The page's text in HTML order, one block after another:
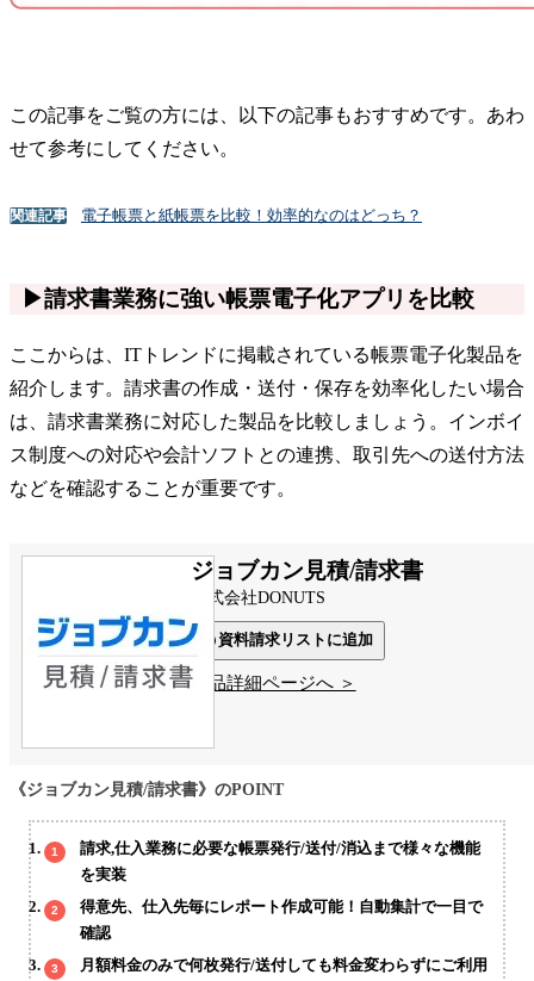
この記事をご覧の方には、以下の記事もおすすめです。あわ
せて参考にしてください。
関連記事 電子帳票と紙帳票を比較！効率的なのはどっち？
▶請求書業務に強い帳票電子化アプリを比較
ここからは、ITトレンドに掲載されている帳票電子化製品を
紹介します。請求書の作成・送付・保存を効率化したい場合
は、請求書業務に対応した製品を比較しましょう。インボイ
ス制度への対応や会計ソフトとの連携、取引先への送付方法
などを確認することが重要です。
ジョブカン見積/請求書
株式会社DONUTS
資料請求リストに追加
製品詳細ページへ ＞
《ジョブカン見積/請求書》のPOINT
請求,仕入業務に必要な帳票発行/送付/消込まで様々な機能
を実装
得意先、仕入先毎にレポート作成可能！自動集計で一目で
確認
月額料金のみで何枚発行/送付しても料金変わらずにご利用